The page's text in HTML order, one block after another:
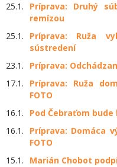
25.1.
Príprava: Druhý
remízou
25.1.
Príprava: Ruža
sústredení
23.1.
Príprava:
17.1.
Príprava: Ruža
FOTO
16.1.
Pod Čebraťom
16.1.
Príprava: Domáca
FOTO
15.1.
Marián Chobot